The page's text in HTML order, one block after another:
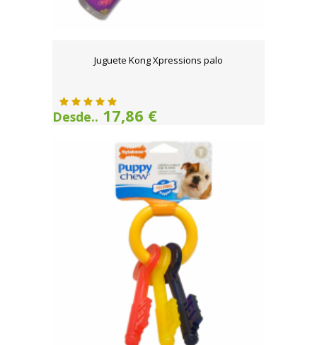
Juguete Kong Xpressions palo
Desde.. 17,86 €